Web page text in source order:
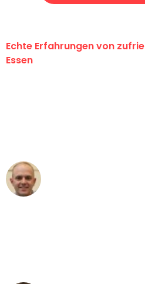
Echte Erfahrungen von
Essen